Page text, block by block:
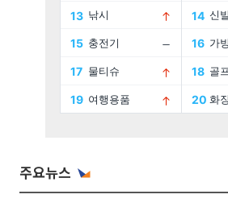
주요뉴스